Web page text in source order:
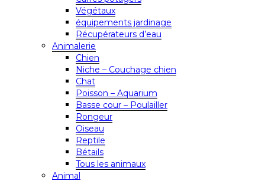
Végétaux
équipements jardinage
Récupérateurs d’eau
Animalerie
Chien
Niche – Couchage chien
Chat
Poisson – Aquarium
Basse cour – Poulailler
Rongeur
Oiseau
Reptile
Bétails
Tous les animaux
Animal